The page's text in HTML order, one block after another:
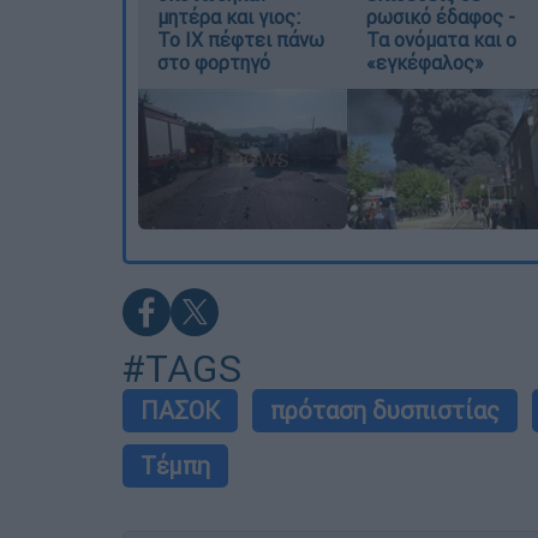
μητέρα και γιος:
Το ΙΧ πέφτει πάνω
στο φορτηγό
ρωσικό έδαφος -
Τα ονόματα και ο
«εγκέφαλος»
#TAGS
ΠΑΣΟΚ πρόταση δυσπιστίας
Τέμπη